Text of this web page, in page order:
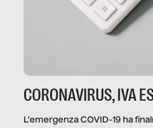
CORONAVIRUS, IVA
L’emergenza COVID-19 ha